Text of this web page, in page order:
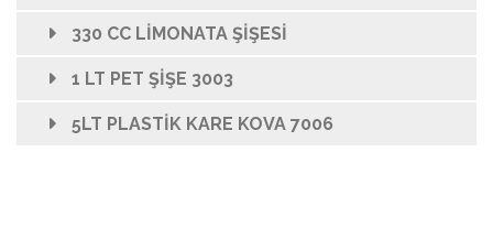
330 CC LİMONATA ŞİŞESİ
1 LT PET ŞİŞE 3003
5LT PLASTİK KARE KOVA 7006